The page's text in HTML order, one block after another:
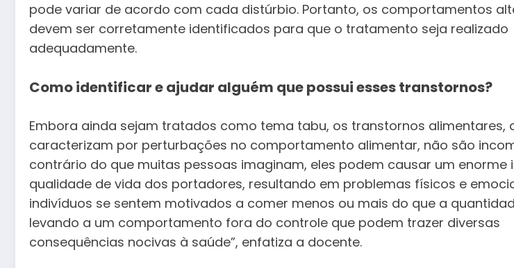
pode variar de acordo com cada distúrbio. Portanto, os comportamentos
devem ser corretamente identificados para que o tratamento seja realizado
adequadamente.
Como identificar e ajudar alguém que possui esses transtornos?
Embora ainda sejam tratados como tema tabu, os transtornos alimentares,
caracterizam por perturbações no comportamento alimentar, não são
contrário do que muitas pessoas imaginam, eles podem causar um enorme
qualidade de vida dos portadores, resultando em problemas físicos e
indivíduos se sentem motivados a comer menos ou mais do que a
levando a um comportamento fora do controle que podem trazer diversas
consequências nocivas à saúde”, enfatiza a docente.